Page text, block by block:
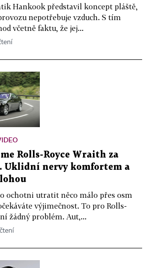
Hankook představil koncept pláště,
nepotřebuje vzduch. S tím
včetně faktu, že jej...
Rolls-Royce Wraith za
Uklidní nervy komfortem a
ochotni utratit něco málo přes osm
výjimečnost. To pro Rolls-
žádný problém. Aut,...